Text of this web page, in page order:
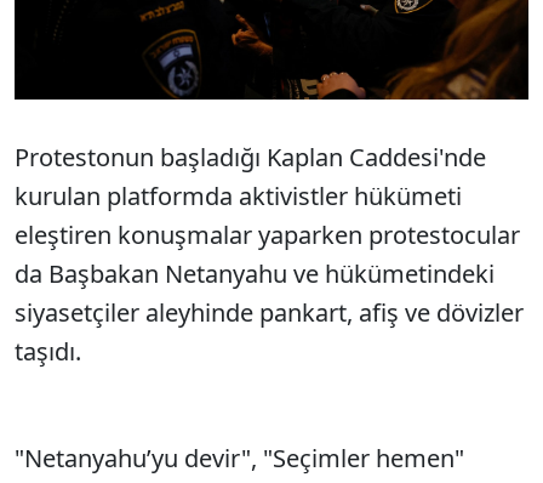
Protestonun başladığı Kaplan Caddesi'nde
kurulan platformda aktivistler hükümeti
eleştiren konuşmalar yaparken protestocular
da Başbakan Netanyahu ve hükümetindeki
siyasetçiler aleyhinde pankart, afiş ve dövizler
taşıdı.
"Netanyahu’yu devir", "Seçimler hemen"